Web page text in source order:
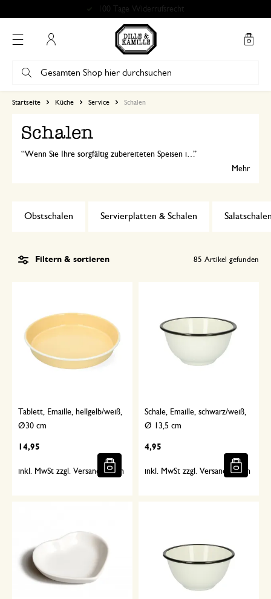
Kostenlose Abholung in unseren Geschäften*
Startseite Küche Service Schalen
Schalen
Wenn Sie Ihre sorgfältig zubereiteten Speisen in schönen Schalen servieren, können Sie jede Mahlzeit zu etwas Besonderem machen und sie noch mehr genießen!
Mehr
Obstschalen Servierplatten & Schalen
Filtern & sortieren 85 Artikel gefunden
Tablett, Emaille, hellgelb/weiß,
Ø30 cm
14,95
inkl. MwSt zzgl. Versandkosten
Schale, Emaille, schwarz/weiß,
Ø 13,5 cm
4,95
inkl. MwSt zzgl. Versandkosten